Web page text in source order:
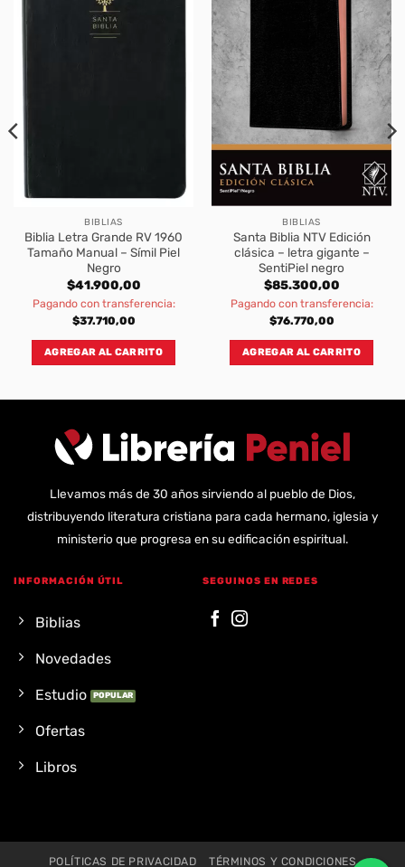
BIBLIAS
Biblia Letra Grande RV 1960
Tamaño Manual – Símil Piel
Negro
$41.900,00
Pagando con transferencia:
$37.710,00
AGREGAR AL CARRITO
BIBLIAS
Santa Biblia NTV Edición
clásica – letra gigante –
SentiPiel negro
$85.300,00
Pagando con transferencia:
$76.770,00
AGREGAR AL CARRITO
Llevamos más de 30 años sirviendo al pueblo de Dios,
distribuyendo literatura cristiana para cada hermano, iglesia y
ministerio que progresa en su edificación espiritual.
INFORMACIÓN ÚTIL
Biblias
Novedades
Estudio
Ofertas
Libros
SEGUINOS EN REDES
POLÍTICAS DE PRIVACIDAD TÉRMINOS Y CONDICIONES